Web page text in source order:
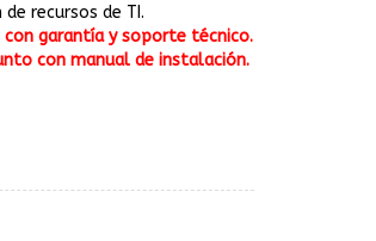
recursos de TI.
garantía y soporte técnico.
con manual de instalación.